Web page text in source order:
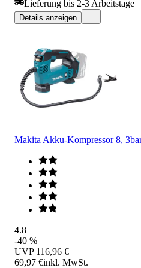
Lieferung bis 2-3 Arbeitstage
Details anzeigen
Makita Akku-Kompressor 8,
4.8
-40 %
UVP 116,96 €
69,97 €inkl. MwSt.